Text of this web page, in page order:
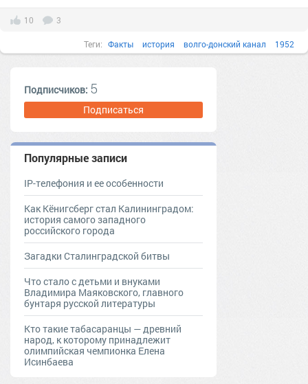
10 3
Теги: Факты история волго-донский канал 1952
Подписчиков: 5
Подписаться
Популярные записи
IP-телефония и ее особенности
Как Кёнигсберг стал Калининградом:
история самого западного
российского города
Загадки Сталинградской битвы
Что стало с детьми и внуками
Владимира Маяковского, главного
бунтаря русской литературы
Кто такие табасаранцы — древний
народ, к которому принадлежит
олимпийская чемпионка Елена
Исинбаева